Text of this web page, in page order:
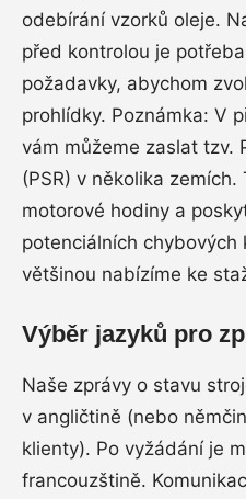
odebírání vzorků oleje.
před kontrolou je
požadavky, abychom
prohlídky. Poznámka: V
vám můžeme zaslat tzv.
(PSR) v několika
motorové hodiny a
potenciálních chybových
většinou nabízíme ke
Výběr jazyků pro
Naše zprávy o stavu
v angličtině (nebo
klienty). Po vyžádání je
francouzštině.